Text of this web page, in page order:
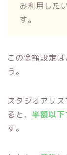
み利用した
す。
この金額設定
う。
スタジオアリ
ると、 半額以下
す。